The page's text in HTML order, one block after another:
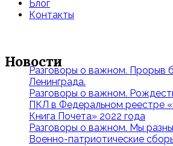
Блог
Контакты
Новости
Разговоры о важном. Прорыв
Ленинграда.
Разговоры о важном.
ПКЛ в Федеральном реестре
Книга Почета» 2022 года
Разговоры о важном. Мы
Военно-патриотические